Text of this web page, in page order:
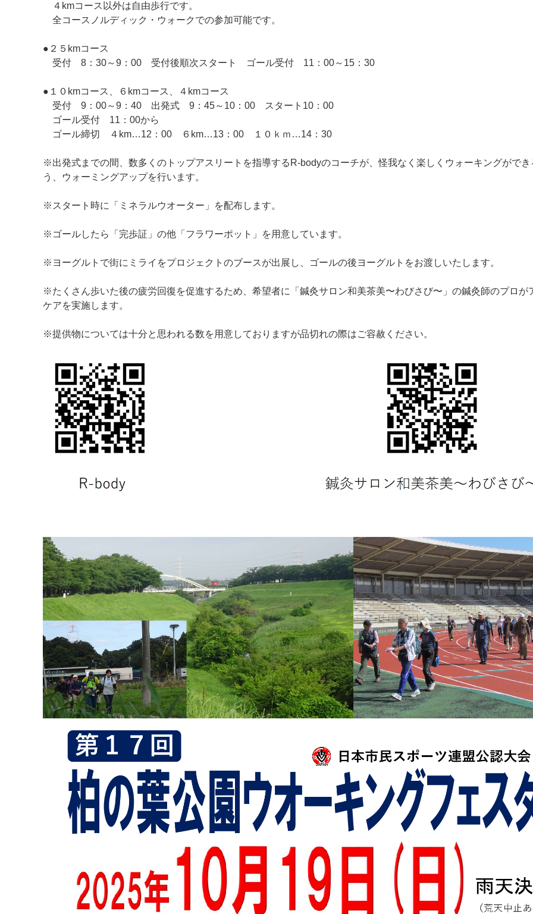
４kmコース以外は自由歩行です。
全コースノルディック・ウォークでの参加可能です。
●２５kmコース
受付 8：30～9：00 受付後順次スタート ゴール受付 11：00～15：30
●１０kmコース、６kmコース、４kmコース
受付 9：00～9：40 出発式 9：45～10：00 スタート10：00
ゴール受付 11：00から
ゴール締切 ４km…12：00 ６km…13：00 １０ｋｍ…14：30
※出発式までの間、数多くのトップアスリートを指導するR-bodyのコーチが、怪我なく楽しくウォーキングができ
う、ウォーミングアップを行います。
※スタート時に「ミネラルウオーター」を配布します。
※ゴールしたら「完歩証」の他「フラワーポット」を用意しています。
※ヨーグルトで街にミライをプロジェクトのブースが出展し、ゴールの後ヨーグルトをお渡しいたします。
※たくさん歩いた後の疲労回復を促進するため、希望者に「鍼灸サロン和美茶美〜わびさび〜」の鍼灸師のプロが
ケアを実施します。
※提供物については十分と思われる数を用意しておりますが品切れの際はご容赦ください。